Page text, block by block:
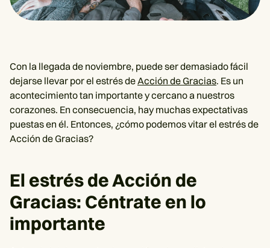
Con la llegada de noviembre, puede ser demasiado fácil
dejarse llevar por el estrés deAcción de Gracias. Es un
acontecimiento tan importante y cercano a nuestros
corazones. En consecuencia, hay muchas expectativas
puestas en él. Entonces, ¿cómo podemos vitar el estrés de
Acción de Gracias?
El estrés de Acción de
Gracias: Céntrate en lo
importante